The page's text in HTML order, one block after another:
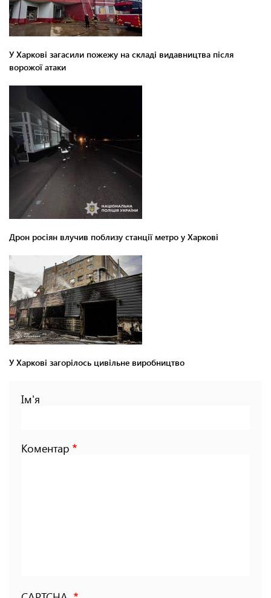
У Харкові загасили пожежу на складі видавництва після
ворожої атаки
Дрон росіян влучив поблизу станції метро у Харкові
У Харкові загорілось цивільне виробництво
Ім'я
Коментар